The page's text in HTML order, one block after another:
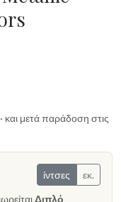
μετά παράδοση στις
ίντσες
εκ.
Διπλό